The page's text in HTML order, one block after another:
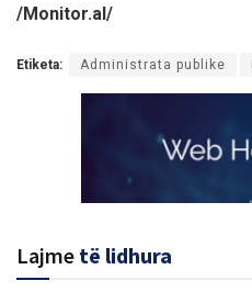
/Monitor.al/
Etiketa: Administrata publike
Lajme të lidhura